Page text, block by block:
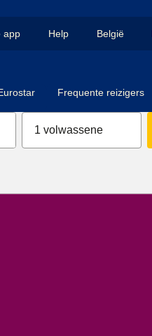
app Help België
Frequente reizigers
1 volwassene